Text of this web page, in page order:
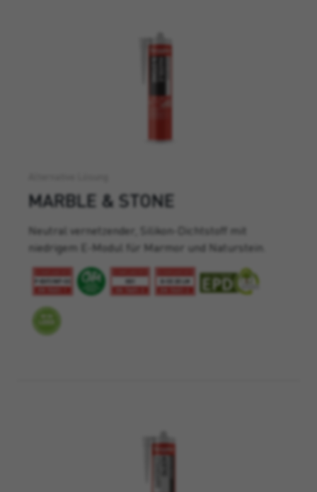
MARBLE & STONE
Neutral vernetzender, Silikon-Dichtstoff mit
niedrigem E-Modul für Marmor und Naturstein.